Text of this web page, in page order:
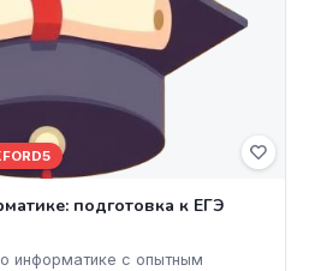
подготовка к ЕГЭ
информатике с опытным